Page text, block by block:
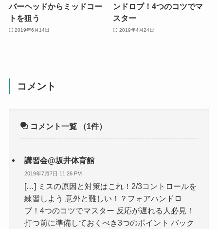
バーヘッドからミッドコー
トを狙う
2019年6月14日
ンドロブ！4つのコツでマ
スター
2019年4月24日
コメント
コメント一覧 （1件）
講習会@坂井体育館
2019年7月7日 11:26 PM
[…] ミスの原因と対策はこれ！2/3コントロールを
練習しよう 意外と難しい！？フォアハンドロ
ブ！4つのコツでマスター 反応が遅れる人必見！
打つ前に準備しておくべき3つのポイント バック